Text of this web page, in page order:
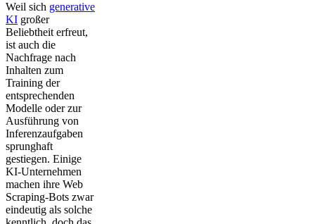
Weil sich generative
KI großer
Beliebtheit erfreut,
ist auch die
Nachfrage nach
Inhalten zum
Training der
entsprechenden
Modelle oder zur
Ausführung von
Inferenzaufgaben
sprunghaft
gestiegen. Einige
KI-Unternehmen
machen ihre Web
Scraping-Bots zwar
eindeutig als solche